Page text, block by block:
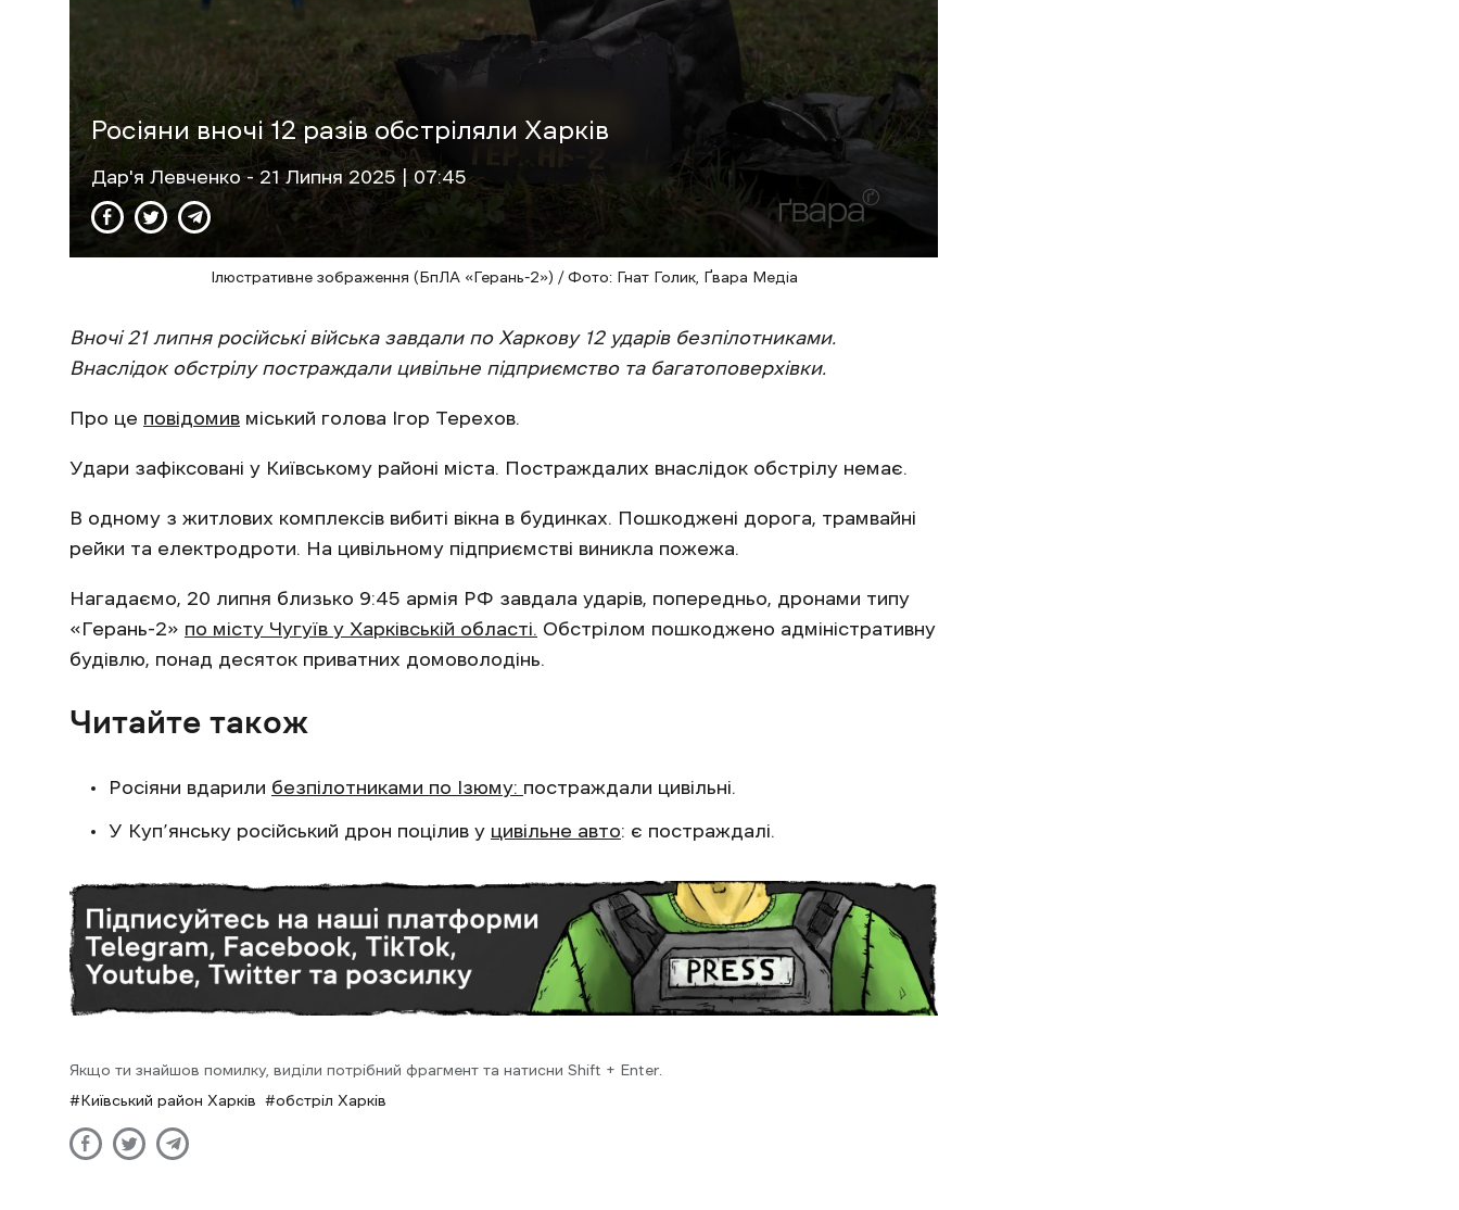
Росіяни вночі 12 разів обстріляли Харків
Дар'я Левченко- 21 Липня 2025 | 07:45
Ілюстративне зображення (БпЛА «Герань-2») / Фото: Гнат Голик, Ґвара Медіа
Вночі 21 липня російські війська завдали по Харкову 12 ударів безпілотниками.
Внаслідок обстрілу постраждали цивільне підприємство та багатоповерхівки.
Про це повідомив міський голова Ігор Терехов.
Удари зафіксовані у Київському районі міста. Постраждалих внаслідок обстрілу немає.
В одному з житлових комплексів вибиті вікна в будинках. Пошкоджені дорога, трамвайні
рейки та електродроти. На цивільному підприємстві виникла пожежа.
Нагадаємо, 20 липня близько 9:45 армія РФ завдала ударів, попередньо, дронами типу
«Герань-2» по місту Чугуїв у Харківській області. Обстрілом пошкоджено адміністративну
будівлю, понад десяток приватних домоволодінь.
Читайте також
Росіяни вдарили безпілотниками по Ізюму: постраждали цивільні.
У Куп’янську російський дрон поцілив у цивільне авто: є постраждалі.
Якщо ти знайшов помилку, виділи потрібний фрагмент та натисни Shift + Enter.
Київський район Харків
обстріл Харків